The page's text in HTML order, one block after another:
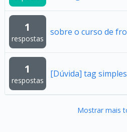
1
respostas
sobre o curso de
1
respostas
[Dúvida] tag
Mostrar mais